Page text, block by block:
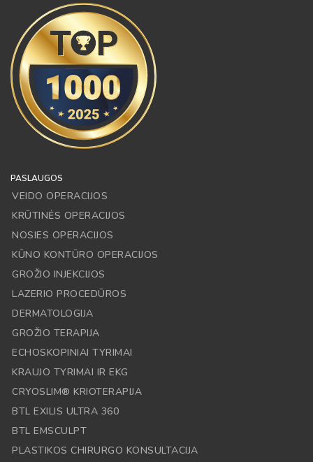
PASLAUGOS
VEIDO OPERACIJOS
KRŪTINĖS OPERACIJOS
NOSIES OPERACIJOS
KŪNO KONTŪRO OPERACIJOS
GROŽIO INJEKCIJOS
LAZERIO PROCEDŪROS
DERMATOLOGIJA
GROŽIO TERAPIJA
ECHOSKOPINIAI TYRIMAI
KRAUJO TYRIMAI IR EKG
CRYOSLIM® KRIOTERAPIJA
BTL EXILIS ULTRA 360
BTL EMSCULPT
PLASTIKOS CHIRURGO KONSULTACIJA